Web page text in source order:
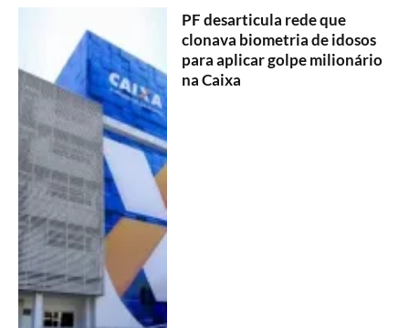
PF desarticula rede que
clonava biometria de idosos
para aplicar golpe milionário
na Caixa